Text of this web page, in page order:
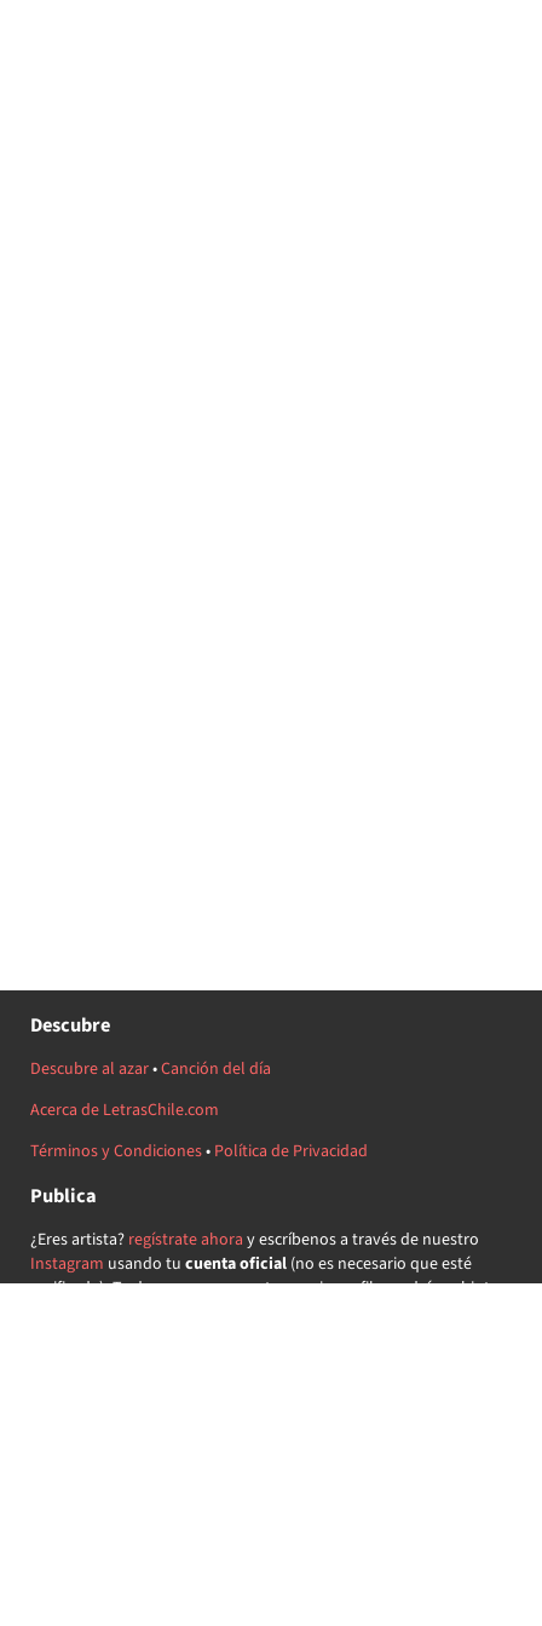
Descubre
Descubre al azar•Canción del día
Acerca de LetrasChile.com
Términos y Condiciones• Política de Privacidad
Publica
¿Eres artista? regístrate ahora y escríbenos a través de nuestro
Instagram usando tu cuenta oficial(no es necesario que esté
verificada) ¡Te daremos acceso a tu propio perfil y podrás subir tus